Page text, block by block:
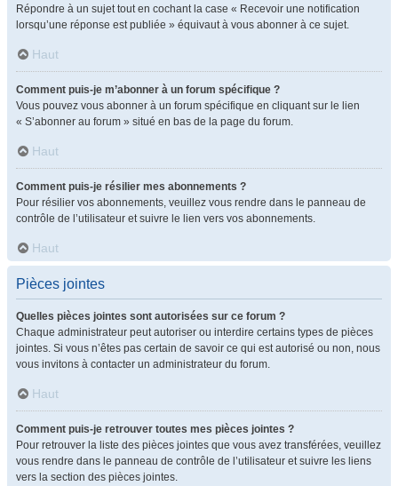
Répondre à un sujet tout en cochant la case « Recevoir une notification
lorsqu’une réponse est publiée » équivaut à vous abonner à ce sujet.
Haut
Comment puis-je m’abonner à un forum spécifique ?
Vous pouvez vous abonner à un forum spécifique en cliquant sur le lien
« S’abonner au forum » situé en bas de la page du forum.
Haut
Comment puis-je résilier mes abonnements ?
Pour résilier vos abonnements, veuillez vous rendre dans le panneau de
contrôle de l’utilisateur et suivre le lien vers vos abonnements.
Haut
Pièces jointes
Quelles pièces jointes sont autorisées sur ce forum ?
Chaque administrateur peut autoriser ou interdire certains types de pièces
jointes. Si vous n’êtes pas certain de savoir ce qui est autorisé ou non, nous
vous invitons à contacter un administrateur du forum.
Haut
Comment puis-je retrouver toutes mes pièces jointes ?
Pour retrouver la liste des pièces jointes que vous avez transférées, veuillez
vous rendre dans le panneau de contrôle de l’utilisateur et suivre les liens
vers la section des pièces jointes.